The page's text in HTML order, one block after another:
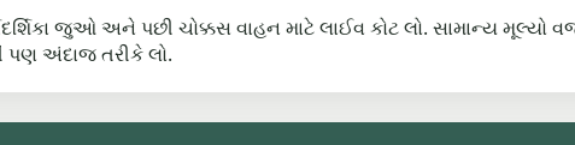
જુઓ અને પછી ચોક્કસ વાહન માટે લાઈવ કોટ લો. સામાન્ય મૂલ્યો
અંદાજ તરીકે લો.